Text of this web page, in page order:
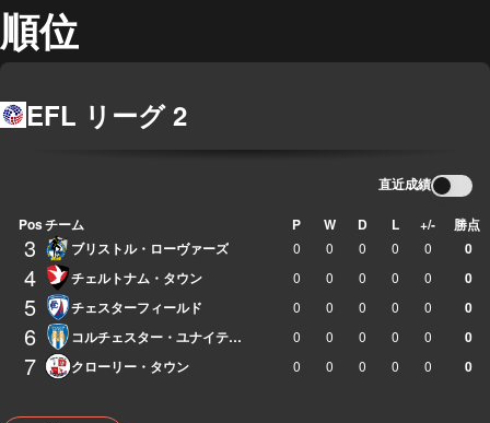
順位
EFL リーグ 2
直近成績
Posチーム P W D L +/- 勝点
3 ブリストル・ローヴァーズ 0 0 0 0 0 0
4 チェルトナム・タウン 0 0 0 0 0 0
5 チェスターフィールド 0 0 0 0 0 0
6 コルチェスター・ユナイテッド 0 0 0 0 0 0
7 クローリー・タウン 0 0 0 0 0 0